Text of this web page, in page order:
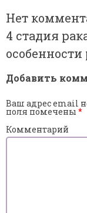
Нет
4 стадия
Добавить
Ваш адрес email
поля помечены *
Комментарий